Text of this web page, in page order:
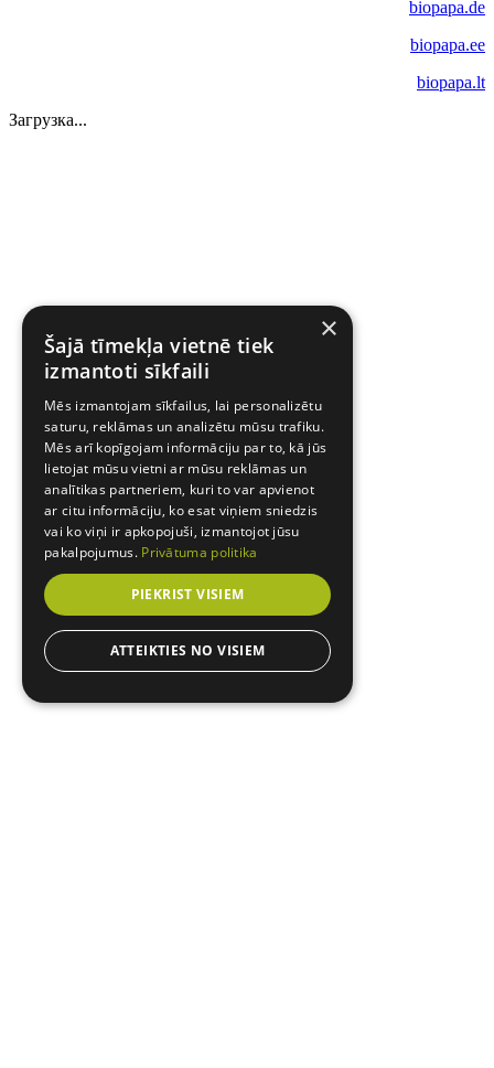
biopapa.de
biopapa.ee
biopapa.lt
Загрузка...
×
Šajā tīmekļa vietnē tiek
izmantoti sīkfaili
Mēs izmantojam sīkfailus, lai personalizētu
saturu, reklāmas un analizētu mūsu trafiku.
Mēs arī kopīgojam informāciju par to, kā jūs
lietojat mūsu vietni ar mūsu reklāmas un
analītikas partneriem, kuri to var apvienot
ar citu informāciju, ko esat viņiem sniedzis
vai ko viņi ir apkopojuši, izmantojot jūsu
pakalpojumus. Privātuma politika
PIEKRIST VISIEM
ATTEIKTIES NO VISIEM